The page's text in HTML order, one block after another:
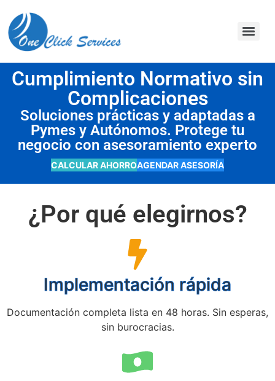
Cumplimiento Normativo sin
Complicaciones
Soluciones prácticas y adaptadas a
Pymes y Autónomos. Protege tu
negocio con asesoramiento experto
CALCULAR AHORROAGENDAR ASESORÍA
¿Por qué elegirnos?
Implementación rápida
Documentación completa lista en 48 horas. Sin esperas,
sin burocracias.